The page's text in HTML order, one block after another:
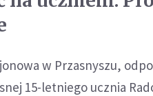
w Przasnyszu,
15-letniego ucznia